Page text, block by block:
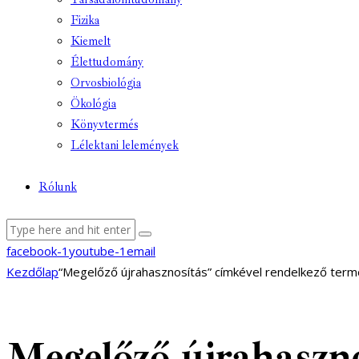
Fizika
Kiemelt
Élettudomány
Orvosbiológia
Ökológia
Könyvtermés
Lélektani lelemények
Rólunk
facebook-1 youtube-1 email
Kezdőlap“Megelőző újrahasznosítás” címkével rendelkező